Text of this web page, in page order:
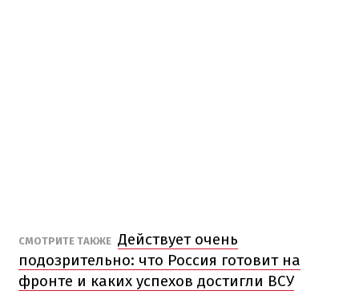
СМОТРИТЕ ТАКЖЕ Действует очень
подозрительно: что Россия готовит на
фронте и каких успехов достигли ВСУ